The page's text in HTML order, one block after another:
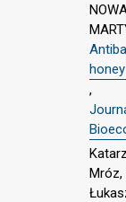
,
Mróz,